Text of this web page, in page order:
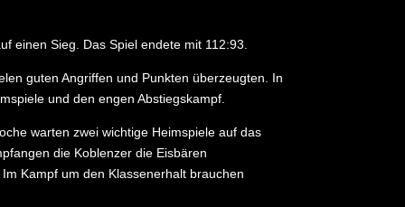
einen Sieg. Das Spiel endete mit 112:93.
guten Angriffen und Punkten überzeugten. In
und den engen Abstiegskampf.
warten zwei wichtige Heimspiele auf das
die Koblenzer die Eisbären
Kampf um den Klassenerhalt brauchen